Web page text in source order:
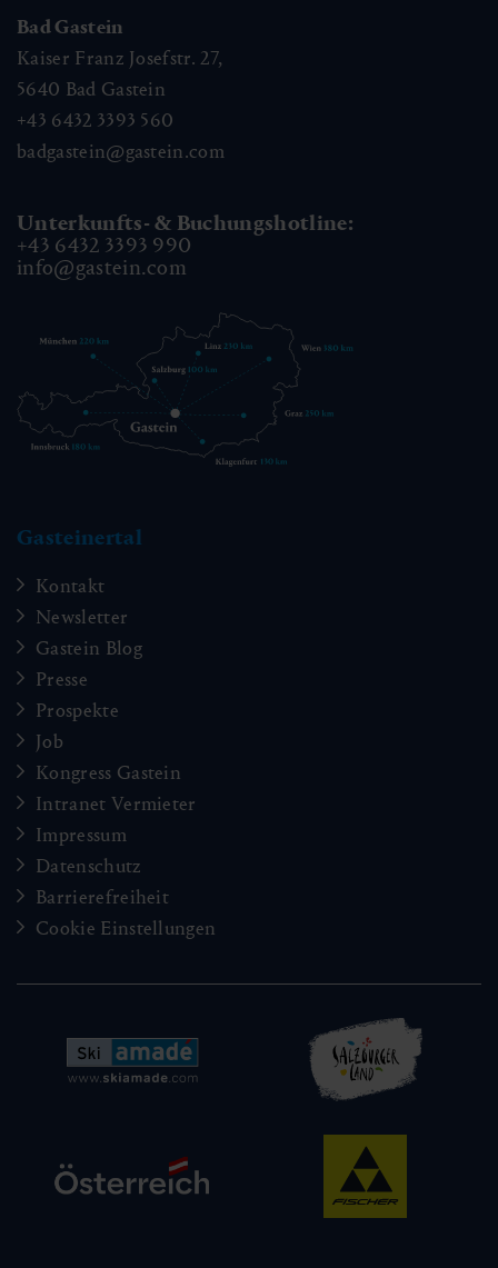
Bad Gastein
Kaiser Franz Josefstr. 27,
5640 Bad Gastein
+43 6432 3393 560
badgastein@gastein.com
Unterkunfts- & Buchungshotline:
+43 6432 3393 990
info@gastein.com
Gasteinertal
Kontakt
Newsletter
Gastein Blog
Presse
Prospekte
Job
Kongress Gastein
Intranet Vermieter
Impressum
Datenschutz
Barrierefreiheit
Cookie Einstellungen